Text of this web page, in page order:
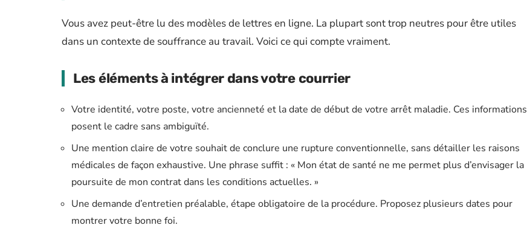
Vous avez peut-être lu des modèles de lettres en ligne. La plupart sont trop neutres pour être utiles
dans un contexte de souffrance au travail. Voici ce qui compte vraiment.
Les éléments à intégrer dans votre courrier
Votre identité, votre poste, votre ancienneté et la date de début de votre arrêt maladie. Ces informations
posent le cadre sans ambiguïté.
Une mention claire de votre souhait de conclure une rupture conventionnelle, sans détailler les raisons
médicales de façon exhaustive. Une phrase suffit : « Mon état de santé ne me permet plus d’envisager la
poursuite de mon contrat dans les conditions actuelles. »
Une demande d’entretien préalable, étape obligatoire de la procédure. Proposez plusieurs dates pour
montrer votre bonne foi.